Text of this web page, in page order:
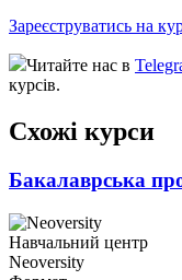
Зареєструватись на
Читайте нас в
курсів.
Схожі курси
Бакалаврська
Навчальний центр
Neoversity